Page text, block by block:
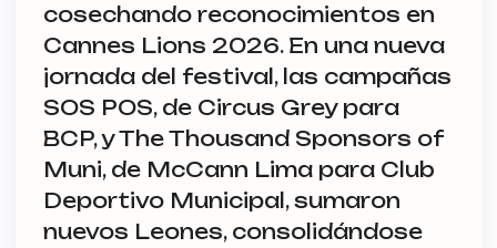
cosechando reconocimientos en
Cannes Lions 2026. En una nueva
jornada del festival, las campañas
SOS POS, de Circus Grey para
BCP, y The Thousand Sponsors of
Muni, de McCann Lima para Club
Deportivo Municipal, sumaron
nuevos Leones, consolidándose